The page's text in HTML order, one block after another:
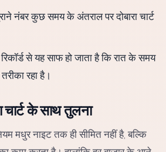
नंबर कुछ समय के अंतराल पर दोबारा चार्ट
से यह साफ हो जाता है कि रात के समय
रहा है।
चार्ट के साथ तुलना
मधुर नाइट तक ही सीमित नहीं है, बल्कि